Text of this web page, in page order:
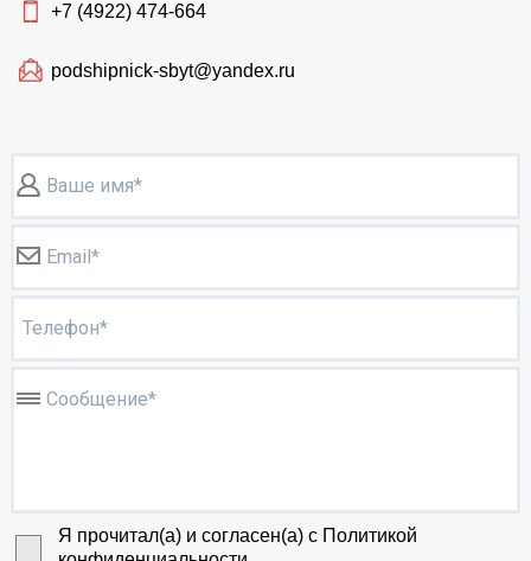
+7 (4922) 474-664
podshipnick-sbyt@yandex.ru
Ваше имя*
Email*
Телефон*
Сообщение*
Я прочитал(а) и согласен(а) с Политикой